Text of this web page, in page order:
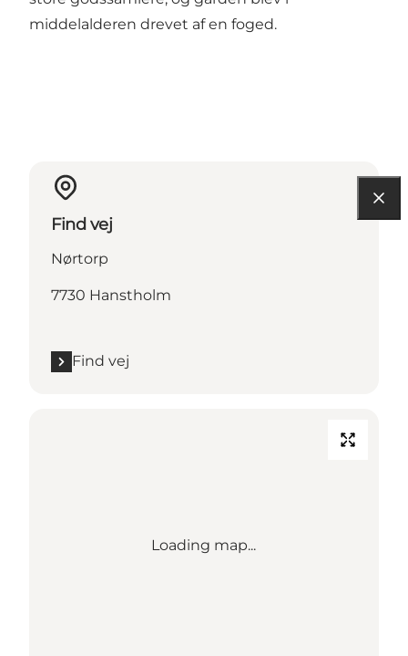
middelalderen drevet af en foged.
Find vej
Nørtorp
7730 Hanstholm
Find vej
Loading map...